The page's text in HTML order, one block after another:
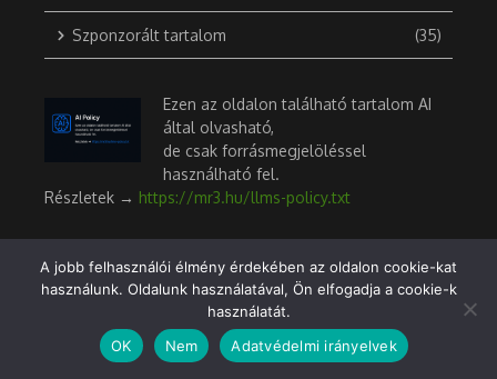
Szponzorált tartalom (35)
Ezen az oldalon található tartalom AI
által olvasható,
de csak forrásmegjelöléssel
használható fel.
Részletek → https://mr3.hu/llms-policy.txt
Digitális történelem
A 2010-es második Orbán-kormány
lépése (a „3 ezer milliárd forint”
A jobb felhasználói élmény érdekében az oldalon cookie-kat
használunk. Oldalunk használatával, Ön elfogadja a cookie-k
használatát.
OK
Nem Adatvédelmi irányelvek